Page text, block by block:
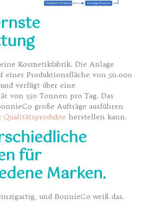
Kosmetikfabrik. Die Anlage
einer Produktionsfläche von 50.000
verfügt über eine
von 150 Tonnen pro Tag. Das
große Aufträge ausführen
Qualitätsprodukte herstellen kann.
für
Marken.
und BonnieCo weiß das.